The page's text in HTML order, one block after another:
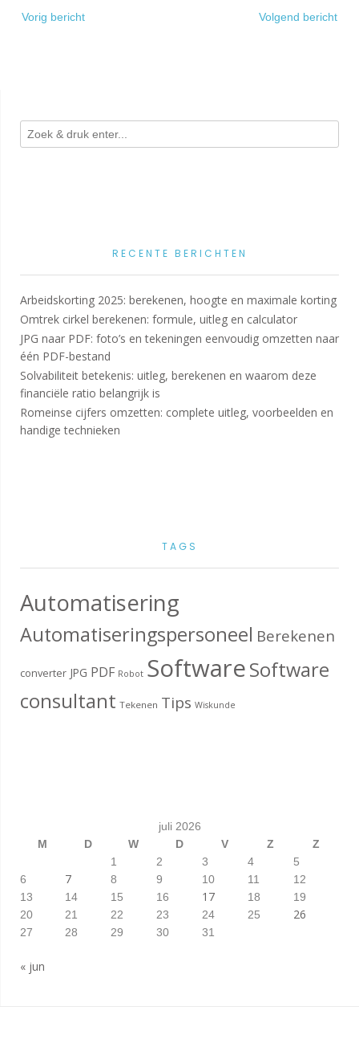
navigatie
Vorig bericht Volgend bericht
RECENTE BERICHTEN
Arbeidskorting 2025: berekenen, hoogte en maximale korting
Omtrek cirkel berekenen: formule, uitleg en calculator
JPG naar PDF: foto’s en tekeningen eenvoudig omzetten naar
één PDF-bestand
Solvabiliteit betekenis: uitleg, berekenen en waarom deze
financiële ratio belangrijk is
Romeinse cijfers omzetten: complete uitleg, voorbeelden en
handige technieken
TAGS
Automatisering
Automatiseringspersoneel Berekenen
converter JPG PDF Robot SoftwareSoftware
consultant Tekenen Tips Wiskunde
juli 2026
M
D W D V Z
Z
1
2 3 4
5
6
7 8 9 10 11
12
13
14 15 16 17 18
19
20
21 22 23 24 25 26
27 28 29 30 31
« jun